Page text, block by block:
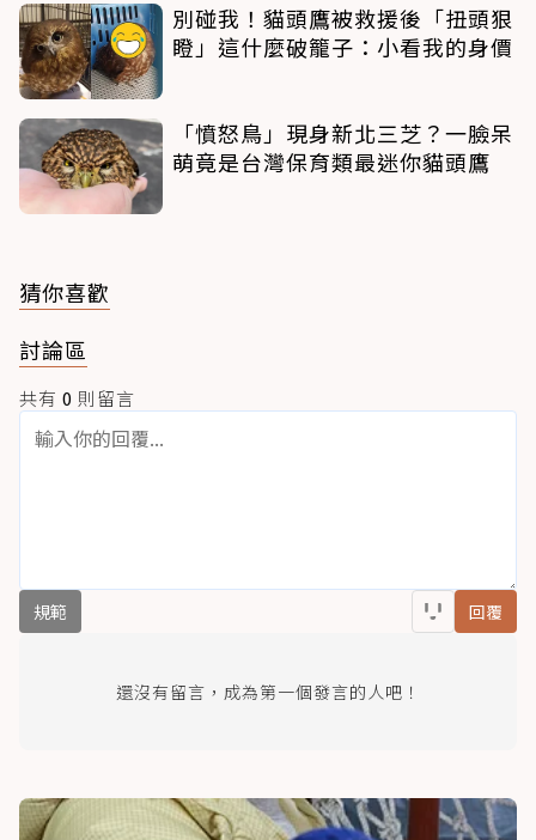
別碰我！貓頭鷹被救援後「扭頭狠
瞪」這什麼破籠子：小看我的身價
「憤怒鳥」現身新北三芝？一臉呆
萌竟是台灣保育類最迷你貓頭鷹
猜你喜歡
討論區
共有 0 則留言
規範 回覆
還沒有留言，成為第一個發言的人吧！